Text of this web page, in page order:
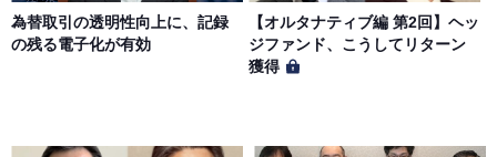
当社は、会員の個人情報を別途オンライン上に掲示する
「プライバシーポリシー」に基づき、適切に取り扱うもの
為替取引の透明性向上に、記録
の残る電子化が有効
【オルタナティブ編 第2回】ヘッ
ジファンド、こうしてリターン
獲得